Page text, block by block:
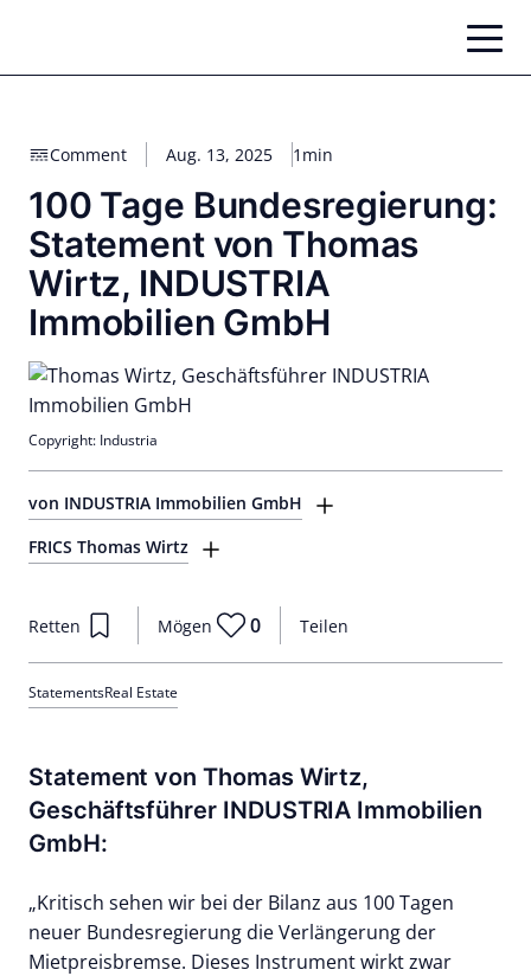
springen
Comment Aug. 13, 2025 1min
100 Tage Bundesregierung:
Statement von Thomas
Wirtz, INDUSTRIA
Immobilien GmbH
von INDUSTRIA Immobilien GmbH
FRICS Thomas Wirtz
Teilen
Retten Mögen 0
StatementsReal Estate
Copyright: Industria
Statement von Thomas Wirtz,
Geschäftsführer INDUSTRIA Immobilien
GmbH:
„Kritisch sehen wir bei der Bilanz aus 100 Tagen
neuer Bundesregierung die Verlängerung der
Mietpreisbremse. Dieses Instrument wirkt zwar